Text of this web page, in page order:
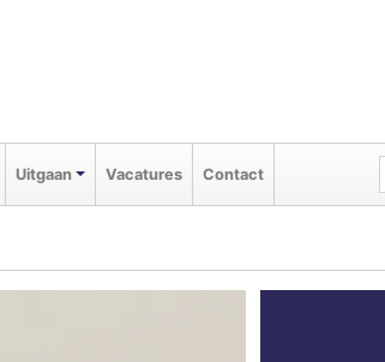
Uitgaan Vacatures Contact